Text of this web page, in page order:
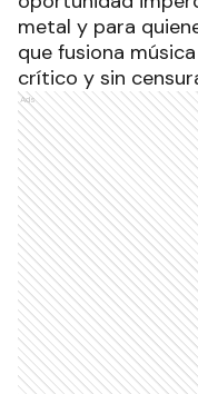
metal y para
que fusiona
crítico y sin
Ads